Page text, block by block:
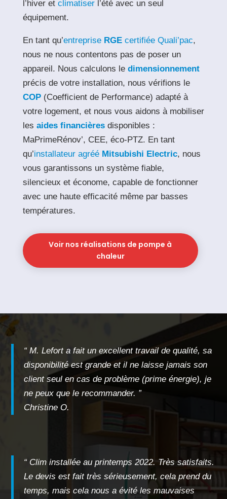
l’hiver et climatiserl’été avec un seul
équipement.
En tant qu’entreprise RGEcertifiée Quali’pac,
nous ne nous contentons pas de poser un
appareil. Nous calculons le dimensionnement
précis de votre installation, nous vérifions le
COP(Coefficient de Performance) adapté à
votre logement, et nous vous aidons à mobiliser
les aides financièresdisponibles :
MaPrimeRénov’, CEE, éco-PTZ. En tant
qu’installateur agréé Mitsubishi Electric, nous
vous garantissons un système fiable,
silencieux et économe, capable de fonctionner
avec une haute efficacité même par basses
températures.
Voir nos réalisations de pompe à
chaleur
“ M. Lefort a fait un excellent travail de qualité, sa
disponibilité est grande et il ne laisse jamais son
client seul en cas de problème (prime énergie), je
ne peux que le recommander. ”
Christine O.
“ Clim installée au printemps 2022. Très satisfaits.
Le devis est fait très sérieusement, cela prend du
temps, mais cela nous a évité les mauvaises